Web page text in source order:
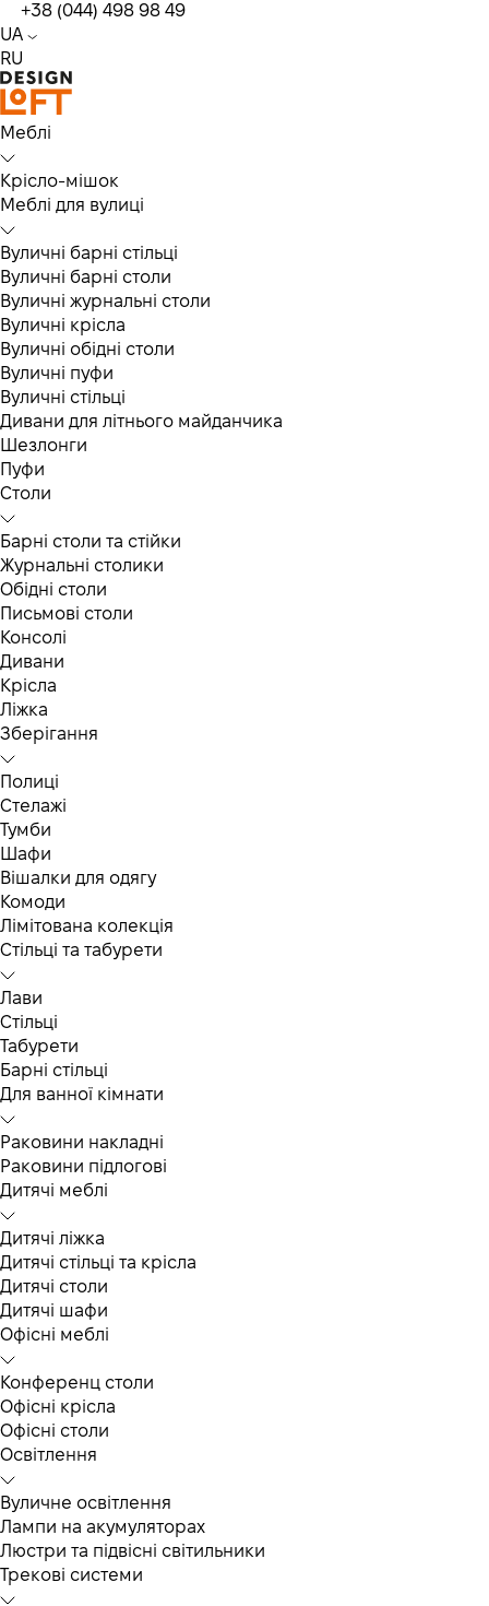
+38 (044) 498 98 49
UA
RU
Меблі
Крісло-мішок
Меблі для вулиці
Вуличні барні стільці
Вуличні барні столи
Вуличні журнальні столи
Вуличні крісла
Вуличні обідні столи
Вуличні пуфи
Вуличні стільці
Дивани для літнього майданчика
Шезлонги
Пуфи
Столи
Барні столи та стійки
Журнальні столики
Обідні столи
Письмові столи
Консолі
Дивани
Крісла
Ліжка
Зберігання
Полиці
Стелажі
Тумби
Шафи
Вішалки для одягу
Комоди
Лімітована колекція
Стільці та табурети
Лави
Стільці
Табурети
Барні стільці
Для ванної кімнати
Раковини накладні
Раковини підлогові
Дитячі меблі
Дитячі ліжка
Дитячі стільці та крісла
Дитячі столи
Дитячі шафи
Офісні меблі
Конференц столи
Офісні крісла
Офісні столи
Освітлення
Вуличне освітлення
Лампи на акумуляторах
Люстри та підвісні світильники
Трекові системи